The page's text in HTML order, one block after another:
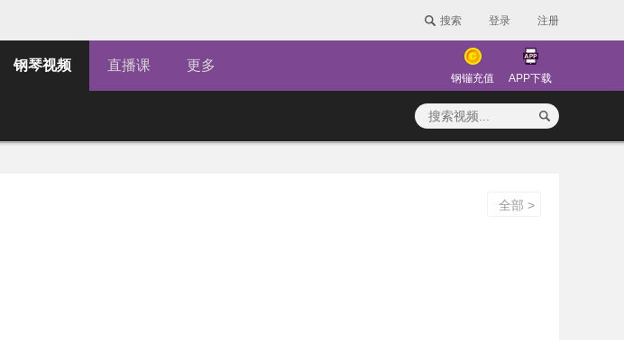
搜索 登录 注册
钢琴视频 直播课 更多
钢镚充值 APP下载
全部 >